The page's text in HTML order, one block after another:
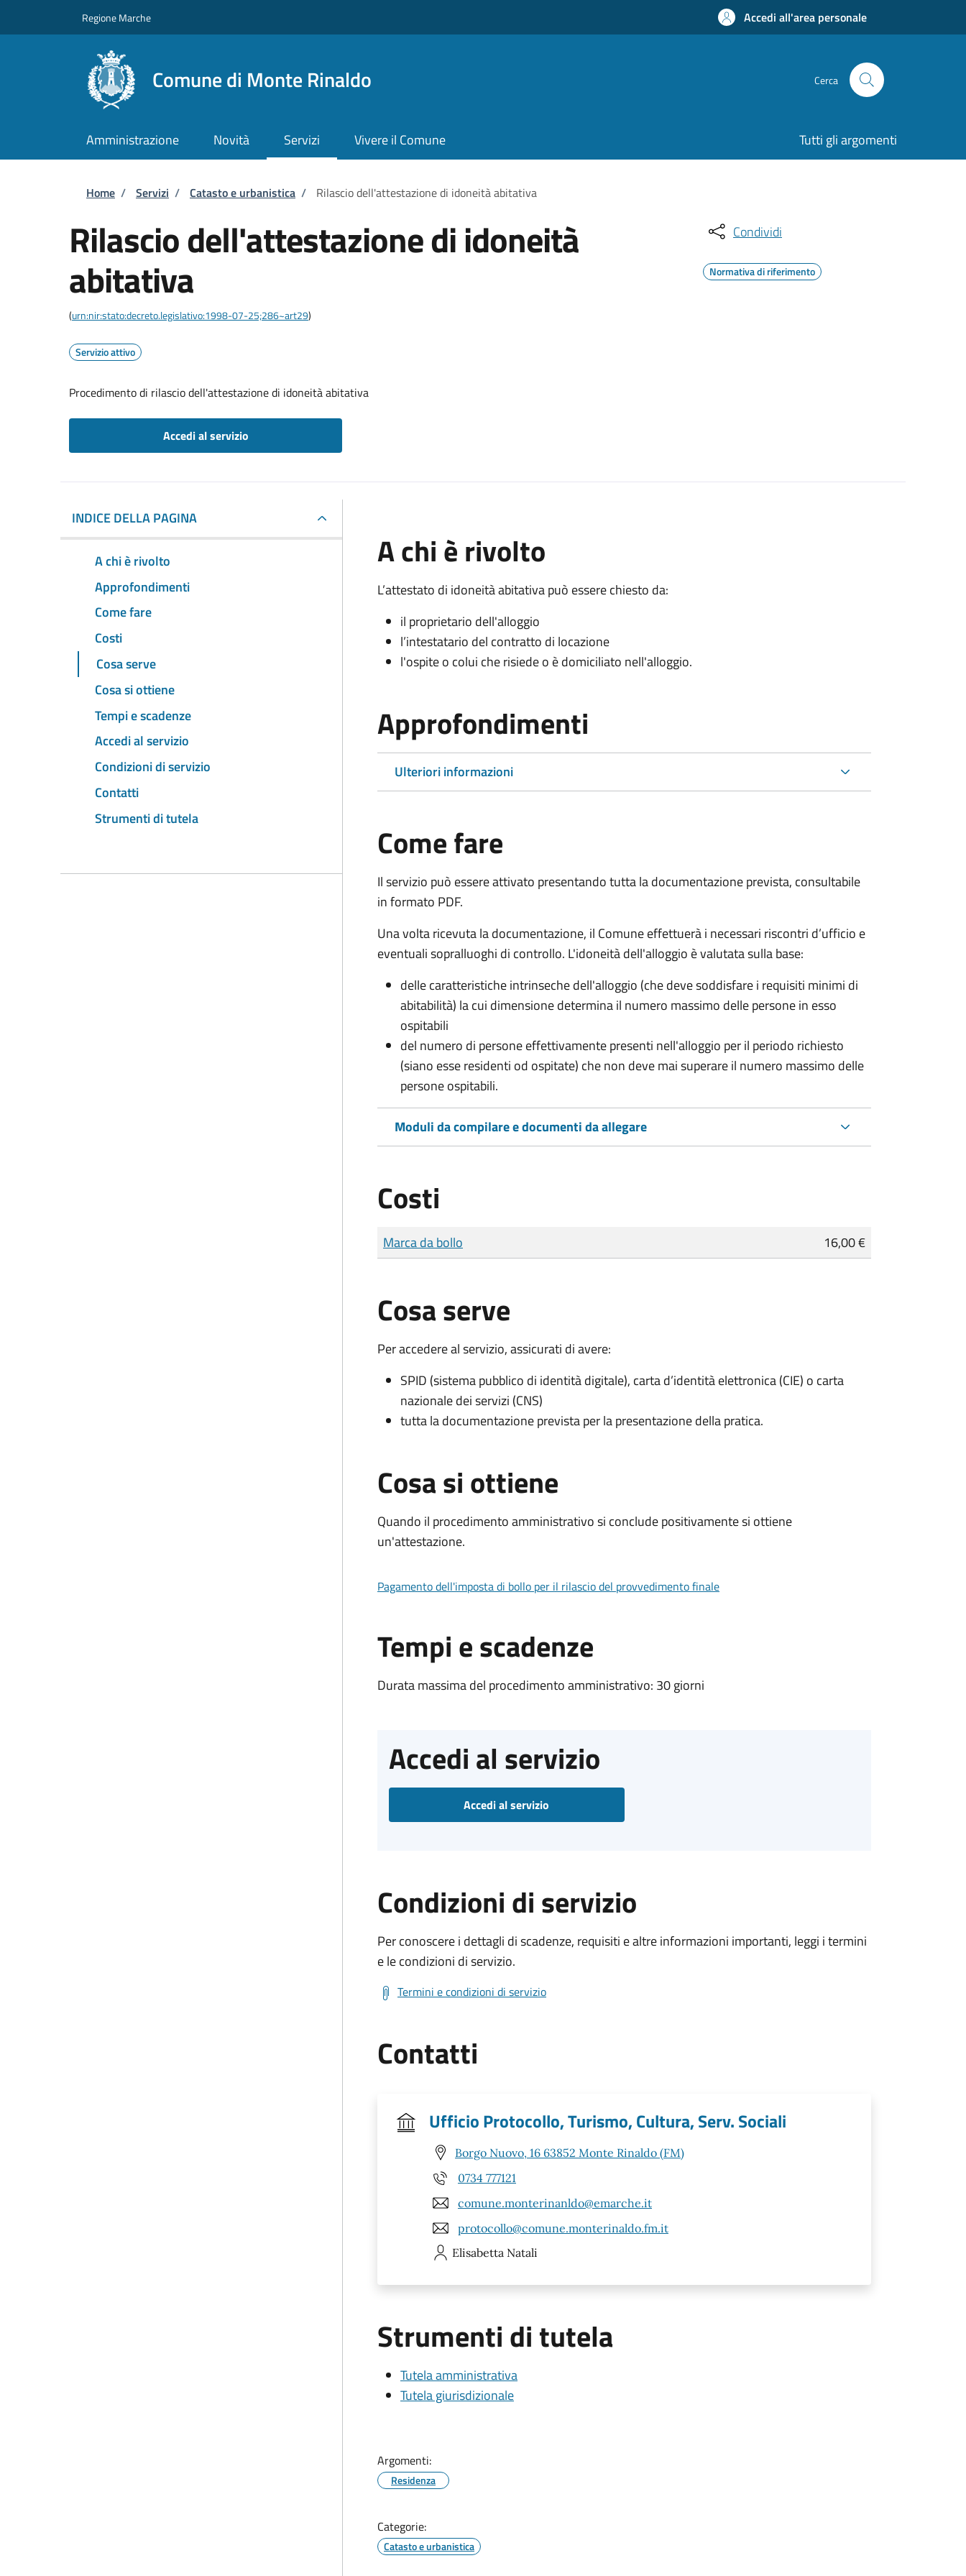
Regione Marche Accedi all'area personale
Comune di Monte Rinaldo Cerca
Amministrazione Novità Servizi Vivere il Comune Tutti gli argomenti
Briciole di pane
Home / Servizi / Catasto e urbanistica / Rilascio dell'attestazione di idoneità abitativa
Rilascio dell'attestazione di idoneità
abitativa
(urn:nir:stato:decreto.legislativo:1998-07-25;286~art29)
Servizio attivo
Procedimento di rilascio dell'attestazione di idoneità abitativa
Accedi al servizio
Condividi
Normativa di riferimento
INDICE DELLA PAGINA
A chi è rivolto
Approfondimenti
Come fare
Costi
Cosa serve
Cosa si ottiene
Tempi e scadenze
Accedi al servizio
Condizioni di servizio
Contatti
Strumenti di tutela
A chi è rivolto
L’attestato di idoneità abitativa può essere chiesto da:
il proprietario dell'alloggio
l’intestatario del contratto di locazione
l'ospite o colui che risiede o è domiciliato nell'alloggio.
Approfondimenti
Ulteriori informazioni
Come fare
Il servizio può essere attivato presentando tutta la documentazione prevista, consultabile
in formato PDF.
Una volta ricevuta la documentazione, il Comune effettuerà i necessari riscontri d’ufficio e
eventuali sopralluoghi di controllo. L'idoneità dell'alloggio è valutata sulla base:
delle caratteristiche intrinseche dell'alloggio (che deve soddisfare i requisiti minimi di
abitabilità) la cui dimensione determina il numero massimo delle persone in esso
ospitabili
del numero di persone effettivamente presenti nell'alloggio per il periodo richiesto
(siano esse residenti od ospitate) che non deve mai superare il numero massimo delle
persone ospitabili.
Moduli da compilare e documenti da allegare
Costi
Tipo di pagamento
Importo
Marca da bollo 16,00 €
Cosa serve
Per accedere al servizio, assicurati di avere:
SPID (sistema pubblico di identità digitale), carta d’identità elettronica (CIE) o carta
nazionale dei servizi (CNS)
tutta la documentazione prevista per la presentazione della pratica.
Cosa si ottiene
Quando il procedimento amministrativo si conclude positivamente si ottiene
un'attestazione.
Pagamento dell'imposta di bollo per il rilascio del provvedimento finale
Tempi e scadenze
Durata massima del procedimento amministrativo: 30 giorni
Accedi al servizio
Accedi al servizio
Condizioni di servizio
Per conoscere i dettagli di scadenze, requisiti e altre informazioni importanti, leggi i termini
e le condizioni di servizio.
Termini e condizioni di servizio
Contatti
Ufficio Protocollo, Turismo, Cultura, Serv. Sociali
Borgo Nuovo, 16 63852 Monte Rinaldo (FM)
0734 777121
comune.monterinanldo@emarche.it
protocollo@comune.monterinaldo.fm.it
Elisabetta Natali
Strumenti di tutela
Tutela amministrativa
Tutela giurisdizionale
Argomenti:
Residenza
Categorie:
Catasto e urbanistica